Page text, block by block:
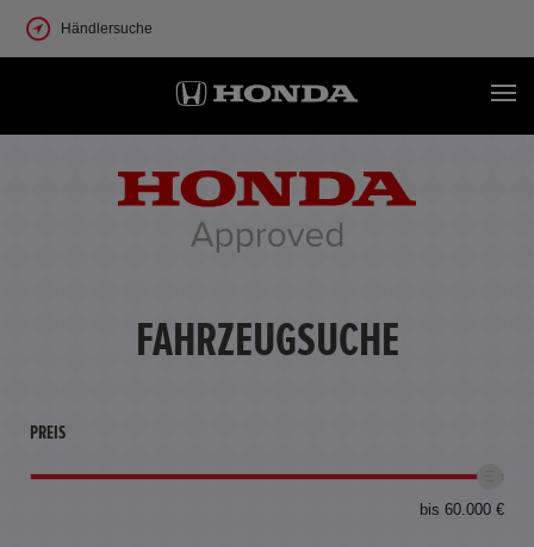
Händlersuche
FAHRZEUGSUCHE
PREIS
bis 60.000 €